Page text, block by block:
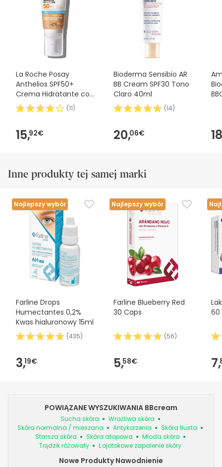
bezpieczeństwa dołączonymi do produktu przed jego
użyciem. W razie jakichkolwiek pytań dotyczących
bezpieczeństwa, prosimy o kontakt. Ponadto, jeśli chcesz,
możesz również zwrócić produkt, postępując
naszymi warunkami
La Roche Posay
Anthelios SPF50+
Crema Hidratante con
Color 50ml
(11)
15,92€
Bioderma Sensibio AR
BB Cream SPF30 Tono
Claro 40ml
(14)
20,06€
Inne produkty tej samej marki
Najlepszy wybór
Farline Drops
Humectantes 0,2%
Kwas hialuronowy 15ml
(435)
3,19€
Najlepszy wybór
Farline Blueberry Red
30 Caps
(56)
5,58€
60
7,
POWIĄZANE WYSZUKIWANIA BBcream
Sucha skóra
Wrażliwa skóra
Skóra normalna / mieszana
Antykorzenia
Skóra tłusta
Starsza skóra
Skóra atopowa
Młoda skóra
Trądzik różowaty
Łojotokowe zapalenie skóry
Nowe Produkty Nawodnienie